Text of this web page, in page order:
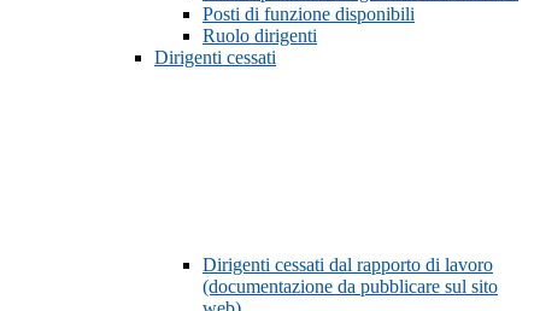
Posti di funzione disponibili
Ruolo dirigenti
Dirigenti cessati
Dirigenti cessati dal rapporto di lavoro
(documentazione da pubblicare sul sito